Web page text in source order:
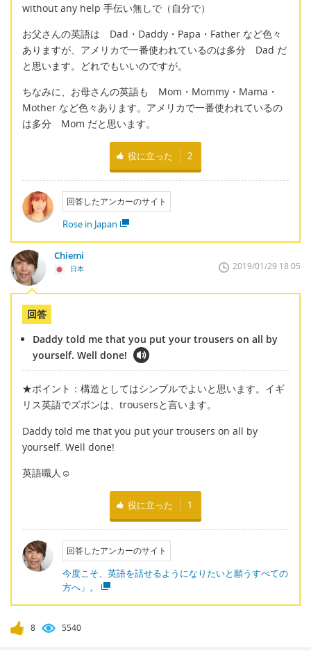
without any help 手伝い無しで（自分で）
お父さんの英語は Dad・Daddy・Papa・Father など色々
ありますが、アメリカで一番使われているのは多分 Dad だ
と思います。どれでもいいのですが。
ちなみに、お母さんの英語も Mom・Mommy・Mama・
Mother など色々あります。アメリカで一番使われているの
は多分 Mom だと思います。
役に立った 2
回答したアンカーのサイト
Rose in Japan
Chiemi
日本 2019/01/29 18:05
回答
Daddy told me that you put your trousers on all by
yourself. Well done!
★ポイント：構造としてはシンプルでよいと思います。イギ
リス英語でズボンは、trousersと言います。
Daddy told me that you put your trousers on all by
yourself. Well done!
英語職人☺
役に立った 1
回答したアンカーのサイト
今度こそ、英語を話せるようになりたいと願うすべての
方へ」。
8 5540